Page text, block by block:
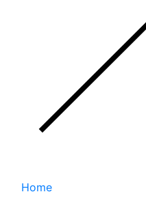
Home